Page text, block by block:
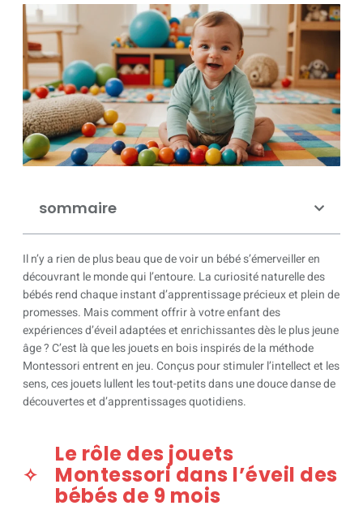
sommaire
Il n’y a rien de plus beau que de voir un bébé s’émerveiller en
découvrant le monde qui l’entoure. La curiosité naturelle des
bébés rend chaque instant d’apprentissage précieux et plein de
promesses. Mais comment offrir à votre enfant des
expériences d’éveil adaptées et enrichissantes dès le plus jeune
âge ? C’est là que les jouets en bois inspirés de la méthode
Montessori entrent en jeu. Conçus pour stimuler l’intellect et les
sens, ces jouets lullent les tout-petits dans une douce danse de
découvertes et d’apprentissages quotidiens.
Le rôle des jouets
Montessori dans l’éveil des
bébés de 9 mois